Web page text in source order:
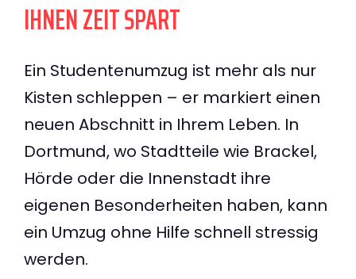
IHNEN ZEIT SPART
Ein Studentenumzug ist mehr als nur
Kisten schleppen – er markiert einen
neuen Abschnitt in Ihrem Leben. In
Dortmund, wo Stadtteile wie Brackel,
Hörde oder die Innenstadt ihre
eigenen Besonderheiten haben, kann
ein Umzug ohne Hilfe schnell stressig
werden.